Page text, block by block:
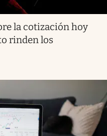
la cotización hoy
rinden los